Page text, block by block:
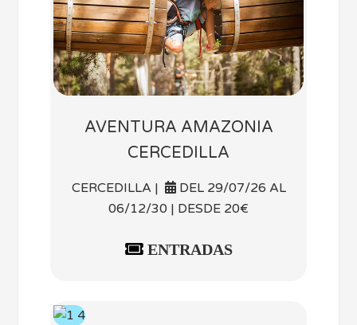
AVENTURA AMAZONIA
CERCEDILLA
CERCEDILLA |
DEL 29/07/26 AL
06/12/30 | DESDE 20€
ENTRADAS